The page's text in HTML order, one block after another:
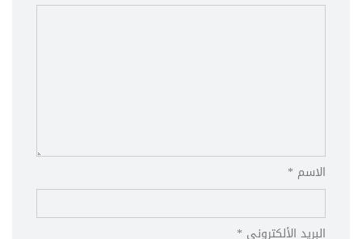
الاسم *
البريد الألكتروني *